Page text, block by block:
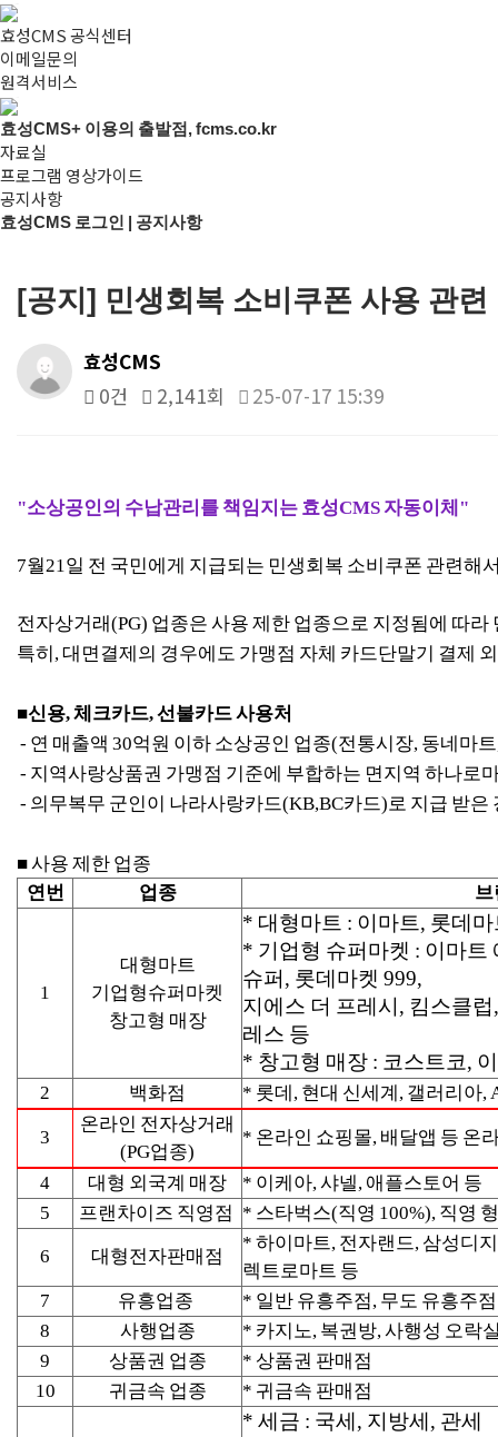
효성CMS 공식센터
이메일문의
원격서비스
효성CMS+ 이용의 출발점, fcms.co.kr
자료실
프로그램 영상가이드
공지사항
효성CMS 로그인 | 공지사항
[공지] 민생회복 소비쿠폰 사용 관련
효성CMS
0건
2,141회 25-07-17 15:39
"소상공인의 수납관리를 책임지는 효성CMS 자동이체"
7월21일 전 국민에게 지급되는 민생회복 소비쿠폰 관련해
전자상거래(PG) 업종은 사용 제한 업종으로 지정됨에 따
특히, 대면결제의 경우에도 가맹점 자체 카드단말기 결제
■신용, 체크카드, 선불카드 사용처
- 연 매출액 30억원 이하 소상공인 업종(전통시장, 동네마
- 지역사랑상품권 가맹점 기준에 부합하는 면지역 하나로
- 의무복무 군인이 나라사랑카드(KB,BC카드)로 지급 받은
■ 사용 제한 업종
연번
업종 브
1
대형마트
기업형슈퍼마켓
창고형 매장
* 대형마트 : 이마트, 롯데
* 기업형 슈퍼마켓 : 이마트
슈퍼, 롯데마켓 999,
지에스 더 프레시, 킴스클
레스 등
* 창고형 매장 : 코스트코,
2 백화점 * 롯데, 현대 신세계, 갤러리아,
3
온라인 전자상거래
(PG업종)
* 온라인 쇼핑몰, 배달앱 등 온
4 대형 외국계 매장
* 이케아, 샤넬, 애플스토어 등
5
프랜차이즈 직영점 * 스타벅스(직영 100%), 직영
6 대형전자판매점
* 하이마트, 전자랜드, 삼성디
렉트로마트 등
7
유흥업종
* 일반 유흥주점, 무도 유흥주점
8
사행업종
* 카지노, 복권방, 사행성 오락
9
상품권 업종
* 상품권 판매점
10
귀금속 업종 * 귀금속 판매점
* 세금 : 국세, 지방세, 관세